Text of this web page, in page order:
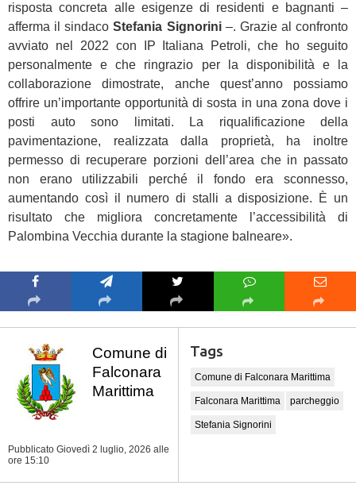
risposta concreta alle esigenze di residenti e bagnanti –
afferma il sindacoStefania Signorini–. Grazie al confronto
avviato nel 2022 con IP Italiana Petroli, che ho seguito
personalmente e che ringrazio per la disponibilità e la
collaborazione dimostrate, anche quest’anno possiamo
offrire un’importante opportunità di sosta in una zona dove i
posti auto sono limitati. La riqualificazione della
pavimentazione, realizzata dalla proprietà, ha inoltre
permesso di recuperare porzioni dell’area che in passato
non erano utilizzabili perché il fondo era sconnesso,
aumentando così il numero di stalli a disposizione. È un
risultato che migliora concretamente l’accessibilità di
Palombina Vecchia durante la stagione balneare».
Comune di
Falconara
Marittima
Pubblicato Giovedì 2 luglio, 2026 alle
ore 15:10
Tags
Comune di Falconara Marittima
Falconara Marittima parcheggio
Stefania Signorini